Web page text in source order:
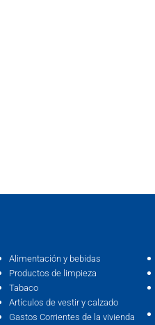
Alimentación y bebidas
Productos de limpieza
Tabaco
Artículos de vestir y calzado
Gastos Corrientes de la vivienda